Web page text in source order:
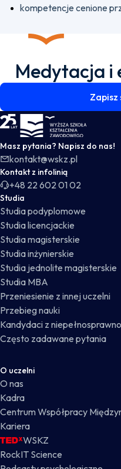
kompetencje cenione
Medytacja i
Zapisz
WSKZ - strona główna
Masz pytania? Napisz do nas!
kontakt@wskz.pl
Kontakt z infolinią
+48 22 602 01 02
Studia
Studia podyplomowe
Studia licencjackie
Studia magisterskie
Studia inżynierskie
Studia jednolite magisterskie
Studia MBA
Przeniesienie z innej uczelni
Przebieg nauki
Kandydaci z
Często zadawane pytania
O uczelni
O nas
Kadra
Centrum Współpracy
Kariera
WSKZ
RockIT Science